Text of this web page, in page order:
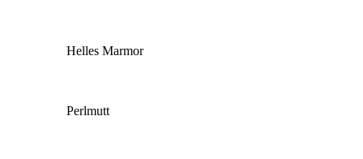
Helles Marmor
Perlmutt